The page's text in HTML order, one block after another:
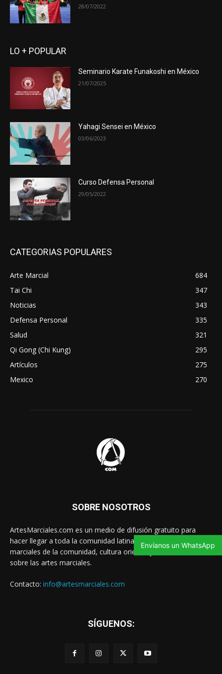
28/07/2022
LO + POPULAR
Seminario Karate Funakoshi en México
21/07/2025
Yahagi Sensei en México
03/06/2023
Curso Defensa Personal
29/05/2022
CATEGORIAS POPULARES
Arte Marcial
684
Tai Chi
347
Noticias
343
Defensa Personal
335
Salud
321
Qi Gong (Chi Kung)
295
Artículos
275
Mexico
270
SOBRE NOSOTROS
ArtesMarciales.com es un medio de difusión gratuito para
hacer llegar a toda la comunidad latina las noticias de artes
marciales de la comunidad, cultura oriental y contenido valioso
sobre las artes marciales.
Contacto: info@artesmarciales.com
SÍGUENOS:
Envíanos un WhatsApp